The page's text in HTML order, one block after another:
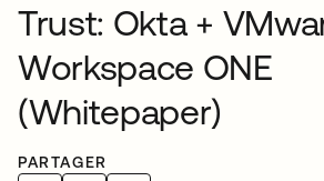
Trust: Okta +
Workspace ONE
(Whitepaper)
PARTAGER